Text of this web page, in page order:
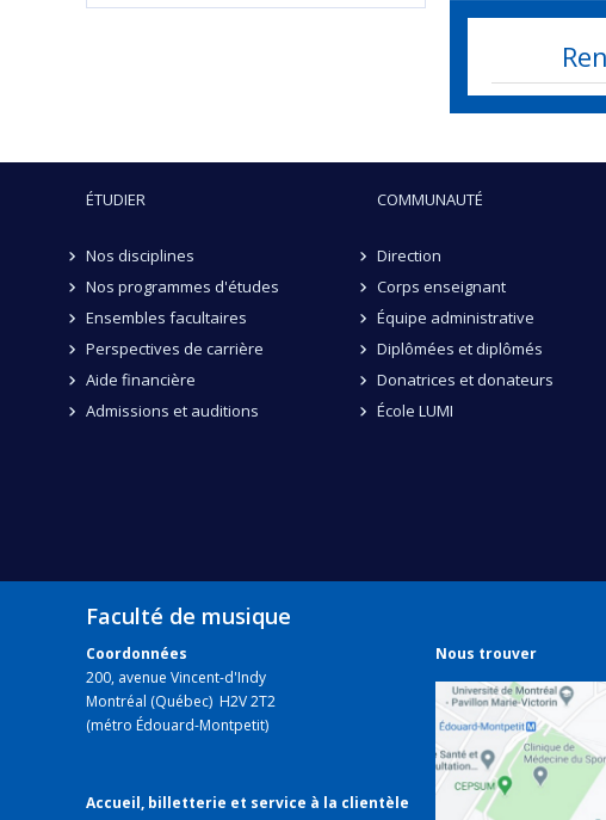
ÉTUDIER
Nos disciplines
Nos programmes d'études
Ensembles facultaires
Perspectives de carrière
Aide financière
Admissions et auditions
COMMUNAUTÉ
Direction
Corps enseignant
Équipe administrative
Diplômées et diplômés
Donatrices et donateurs
École LUMI
Faculté de musique
Coordonnées
200, avenue Vincent-d'Indy
Montréal (Québec) H2V 2T2
(métro Édouard-Montpetit)
Accueil, billetterie et service à la clientèle
Nous trouver